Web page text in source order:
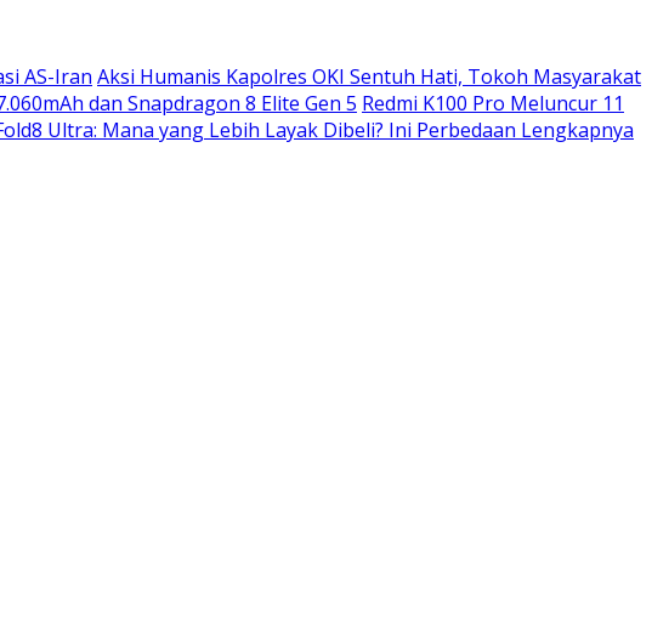
AS-Iran Aksi Humanis Kapolres OKI Sentuh Hati, Tokoh Masyarakat
dan Snapdragon 8 Elite Gen 5 Redmi K100 Pro Meluncur 11
Ultra: Mana yang Lebih Layak Dibeli? Ini Perbedaan Lengkapnya